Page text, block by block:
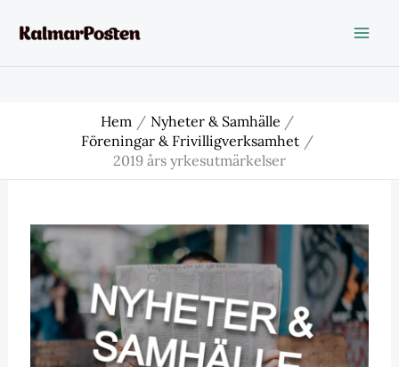
Hem
Nyheter & Samhälle
Föreningar & Frivilligverksamhet
2019 års yrkesutmärkelser